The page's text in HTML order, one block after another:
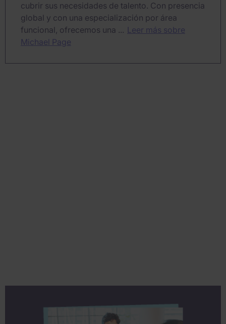
cubrir sus necesidades de talento. Con presencia
global y con una especialización por área
funcional, ofrecemos una ... Leer más sobre
Michael Page